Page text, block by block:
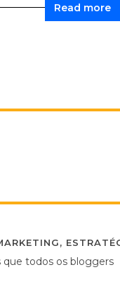
Read more
,
que todos os bloggers